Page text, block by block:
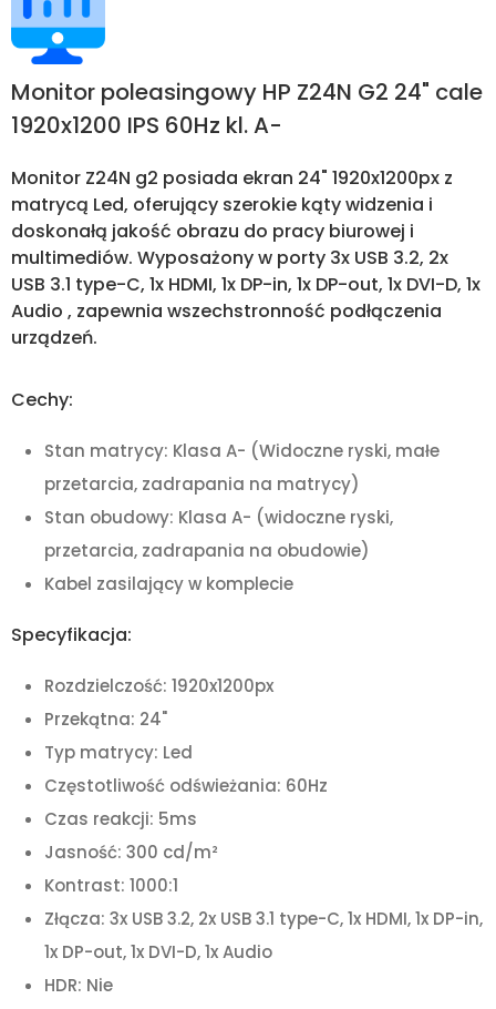
Monitor poleasingowy HP Z24N G2 24" cale
1920x1200 IPS 60Hz kl. A-
Monitor Z24N g2 posiada ekran 24" 1920x1200px z
matrycą Led, oferujący szerokie kąty widzenia i
doskonałą jakość obrazu do pracy biurowej i
multimediów. Wyposażony w porty 3x USB 3.2, 2x
USB 3.1 type-C, 1x HDMI, 1x DP-in, 1x DP-out, 1x DVI-D, 1x
Audio , zapewnia wszechstronność podłączenia
urządzeń.
Cechy:
Stan matrycy: Klasa A- (Widoczne ryski, małe
przetarcia, zadrapania na matrycy)
Stan obudowy: Klasa A- (widoczne ryski,
przetarcia, zadrapania na obudowie)
Kabel zasilający w komplecie
Specyfikacja:
Rozdzielczość: 1920x1200px
Przekątna: 24"
Typ matrycy: Led
Częstotliwość odświeżania: 60Hz
Czas reakcji: 5ms
Jasność: 300 cd/m²
Kontrast: 1000:1
Złącza: 3x USB 3.2, 2x USB 3.1 type-C, 1x HDMI, 1x DP-in,
1x DP-out, 1x DVI-D, 1x Audio
HDR: Nie